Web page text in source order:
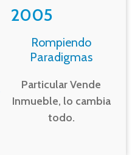
2005
Rompiendo
Paradigmas
Particular Vende
Inmueble, lo cambia
todo.